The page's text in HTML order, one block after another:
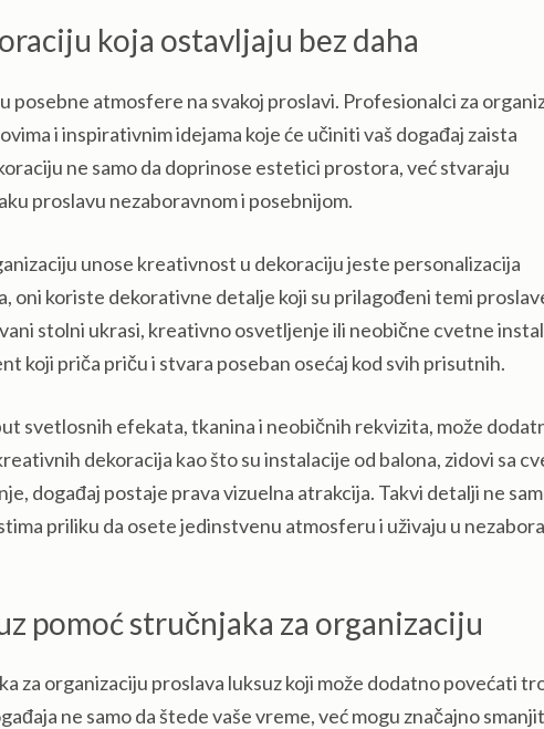
koja ostavljaju bez daha
posebne atmosfere na svakoj proslavi. Profesionalci za
i inspirativnim idejama koje će učiniti vaš događaj zaista
ne samo da doprinose estetici prostora, već stvaraju
proslavu nezaboravnom i posebnijom.
unose kreativnost u dekoraciju jeste personalizacija
oni koriste dekorativne detalje koji su prilagođeni temi
stolni ukrasi, kreativno osvetljenje ili neobične cvetne
koji priča priču i stvara poseban osećaj kod svih prisutnih.
svetlosnih efekata, tkanina i neobičnih rekvizita, može
dekoracija kao što su instalacije od balona, zidovi sa
događaj postaje prava vizuelna atrakcija. Takvi detalji ne
priliku da osete jedinstvenu atmosferu i uživaju u
pomoć stručnjaka za organizaciju
za organizaciju proslava luksuz koji može dodatno povećati
ne samo da štede vaše vreme, već mogu značajno